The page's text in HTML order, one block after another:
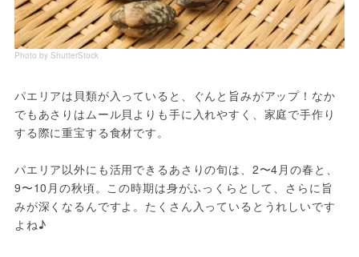
Photo by ShutterStock
パエリアは貝類が入っていると、ぐんと旨みがアップ！なか
でもあさりはムール貝よりも手に入れやすく、家庭で手作り
する際に重宝する食材です。
パエリア以外にも活用できるあさりの旬は、2〜4月の春と、
9〜10月の秋頃。この時期は身がふっくらとして、さらに旨
みが深くなるんですよ。たくさん入っているとうれしいです
よね♪